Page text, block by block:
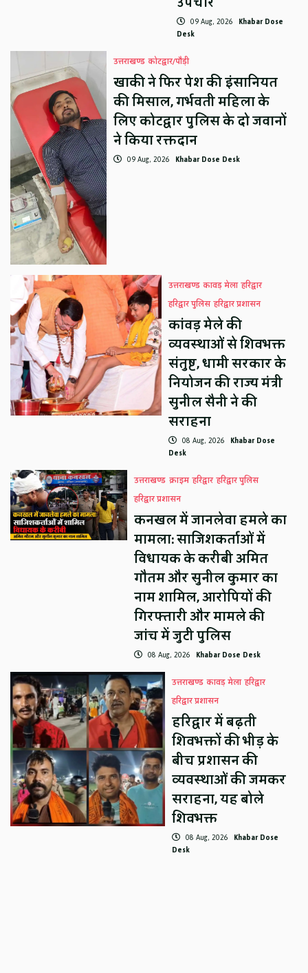
09 Aug, 2026 Khabar Dose
Desk
उत्तराखण्ड कोटद्वार/पौड़ी
खाकी ने फिर पेश की इंसानियत
की मिसाल, गर्भवती महिला के
लिए कोटद्वार पुलिस के दो जवानों
ने किया रक्तदान
09 Aug, 2026 Khabar Dose Desk
उत्तराखण्ड कावड़ मेला हरिद्वार
हरिद्वार पुलिस हरिद्वार प्रशासन
कांवड़ मेले की
व्यवस्थाओं से शिवभक्त
संतुष्ट, धामी सरकार के
नियोजन की राज्य मंत्री
सुनील सैनी ने की
सराहना
08 Aug, 2026 Khabar Dose
Desk
उत्तराखण्ड क्राइम हरिद्वार हरिद्वार पुलिस
हरिद्वार प्रशासन
कनखल में जानलेवा हमले का
मामला: साजिशकर्ताओं में
विधायक के करीबी अमित
गौतम और सुनील कुमार का
नाम शामिल, आरोपियों की
गिरफ्तारी और मामले की
जांच में जुटी पुलिस
08 Aug, 2026 Khabar Dose Desk
उत्तराखण्ड कावड़ मेला हरिद्वार
हरिद्वार प्रशासन
हरिद्वार में बढ़ती
शिवभक्तों की भीड़ के
बीच प्रशासन की
व्यवस्थाओं की जमकर
सराहना, यह बोले
शिवभक्त
08 Aug, 2026 Khabar Dose
Desk